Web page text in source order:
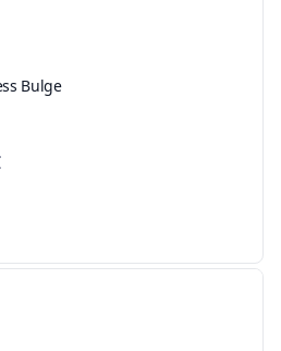
Bulge